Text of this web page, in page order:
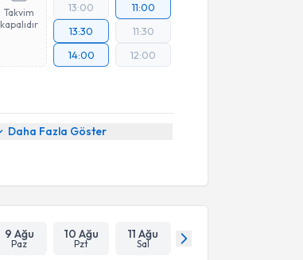
Takvim
kapalıdır
13:00
13:30
14:00
11:00
11:30
12:00
Daha Fazla Göster
9 Ağu
Paz
10 Ağu
Pzt
11 Ağu
Sal